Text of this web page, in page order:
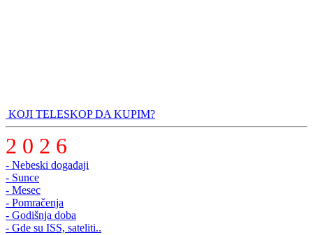
KOJI TELESKOP DA KUPIM?
2 0 2 6
- Nebeski događaji
- Sunce
- Mesec
- Pomračenja
- Godišnja doba
- Gde su ISS, sateliti..